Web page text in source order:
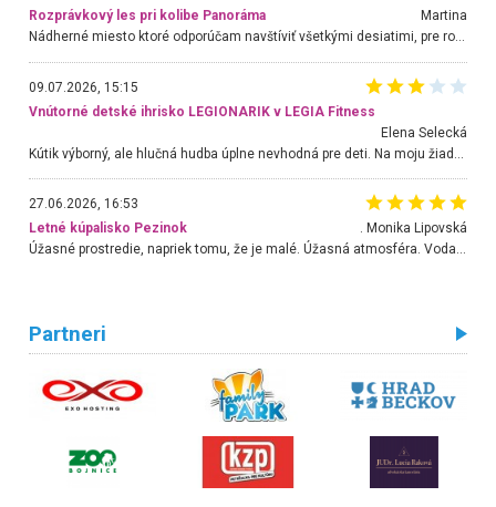
Rozprávkový les pri kolibe Panoráma
Martina
Nádherné miesto ktoré odporúčam navštíviť všetkými desiatimi, pre rodiny s deťmi, dôchodcom... Proste a jednoducho ozaj rozprávkový les.. určite ešte prídeme. Odniesli sme si na pamiatku krásne tričká,
09.07.2026, 15:15
Vnútorné detské ihrisko LEGIONARIK v LEGIA Fitness
Elena Selecká
27.06.2026, 16:53
Letné kúpalisko Pezinok
. Monika Lipovská
Úžasné prostredie, napriek tomu, že je malé. Úžasná atmosféra. Voda fantastická a nádherná. Ľudí je pomerne veľa, ale su mili a ohľaduplní. Je veľmi zaujímavé sledovať, ako dokážu spolu športovať cudzí ľudia a bez ohľadu na vek. Vládne tu pohoda. Vnuka neviem dostať z vody. Ďakujem za krásny deň . Urcite sa sem vrátim. Jediný problém je s parkovaním, ale aj ten sa mi podarilo vyriešiť. Monika Bratislava
Partneri